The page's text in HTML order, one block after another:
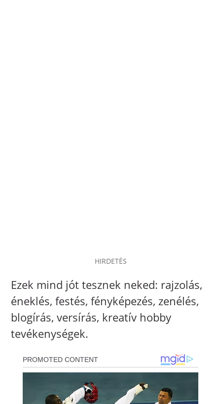
HIRDETÉS
Ezek mind jót tesznek neked: rajzolás,
éneklés, festés, fényképezés, zenélés,
blogírás, versírás, kreatív hobby
tevékenységek.